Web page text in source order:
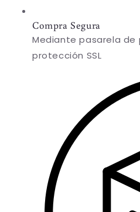
Compra Segura
Mediante pasarela
protección SSL